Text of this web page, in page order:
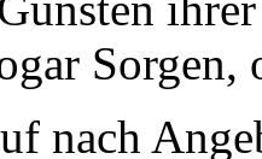
nach